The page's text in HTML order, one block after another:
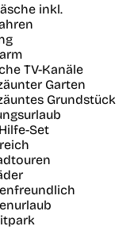
inkl.
TV-Kanäle
Garten
Grundstück
Set